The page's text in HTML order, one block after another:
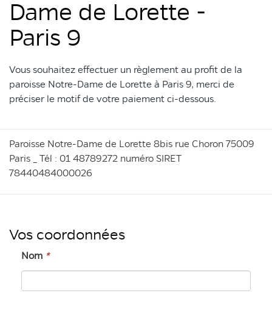
Dame de Lorette -
Paris 9
Vous souhaitez effectuer un règlement au profit de la
paroisse Notre-Dame de Lorette à Paris 9, merci de
préciser le motif de votre paiement ci-dessous.
Paroisse Notre-Dame de Lorette 8bis rue Choron 75009
Paris _ Tél : 01 48789272 numéro SIRET
78440484000026
Vos coordonnées
Nom *